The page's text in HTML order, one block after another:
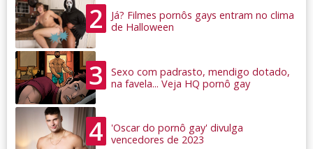
2
Já? Filmes pornôs gays entram no clima
de Halloween
3
Sexo com padrasto, mendigo dotado,
na favela... Veja HQ pornô gay
4
'Oscar do pornô gay' divulga
vencedores de 2023